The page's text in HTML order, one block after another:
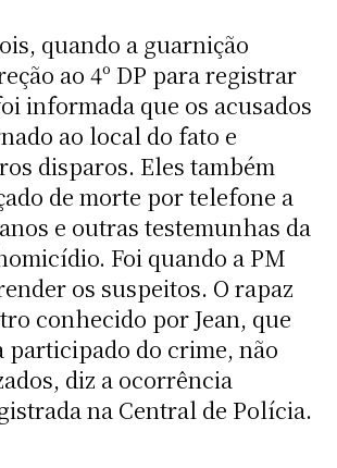
quando a guarnição
ao 4º DP para registrar
informada que os acusados
ao local do fato e
disparos. Eles também
de morte por telefone a
e outras testemunhas da
Foi quando a PM
os suspeitos. O rapaz
conhecido por Jean, que
participado do crime, não
diz a ocorrência
na Central de Polícia.